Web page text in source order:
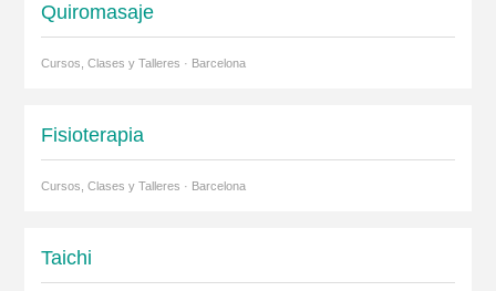
Quiromasaje
Cursos, Clases y Talleres · Barcelona
Fisioterapia
Cursos, Clases y Talleres · Barcelona
Taichi